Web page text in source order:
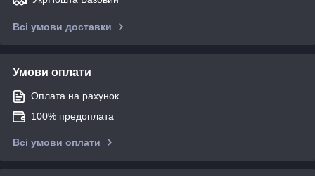
Всі умови доставки
Умови оплати
Оплата на рахунок
100% предоплата
Всі умови оплати